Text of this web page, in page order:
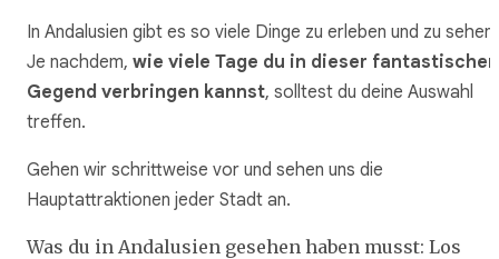
In Andalusien gibt es so viele Dinge zu erleben und zu sehen.
Je nachdem, wie viele Tage du in dieser fantastischen
Gegend verbringen kannst, solltest du deine Auswahl
treffen.
Gehen wir schrittweise vor und sehen uns die
Hauptattraktionen jeder Stadt an.
Was du in Andalusien gesehen haben musst: Los